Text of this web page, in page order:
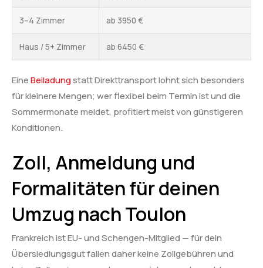
3–4 Zimmer ab 3950 €
Haus / 5+ Zimmer ab 6450 €
EineBeiladungstatt Direkttransport lohnt sich besonders
für kleinere Mengen; wer flexibel beim Termin ist und die
Sommermonate meidet, profitiert meist von günstigeren
Konditionen.
Zoll, Anmeldung und
Formalitäten für deinen
Umzug nach Toulon
Frankreich ist EU- und Schengen-Mitglied — für dein
Übersiedlungsgut fallen daher keine Zollgebühren und